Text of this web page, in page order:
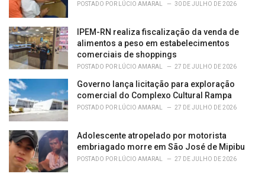
POSTADO POR LÚCIO AMARAL 30 DE JULHO DE 2026
IPEM-RN realiza fiscalização da venda de
alimentos a peso em estabelecimentos
comerciais de shoppings
POSTADO POR LÚCIO AMARAL 27 DE JULHO DE 2026
Governo lança licitação para exploração
comercial do Complexo Cultural Rampa
POSTADO POR LÚCIO AMARAL 27 DE JULHO DE 2026
Adolescente atropelado por motorista
embriagado morre em São José de Mipibu
POSTADO POR LÚCIO AMARAL 27 DE JULHO DE 2026